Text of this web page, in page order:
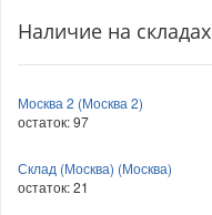
Наличие на складах
Москва 2 (Москва 2)
остаток:97
Склад (Москва) (Москва)
остаток:21